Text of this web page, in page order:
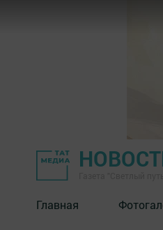
Главная